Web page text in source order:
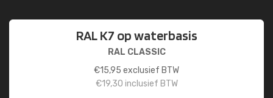
RAL K7 op waterbasis
RAL CLASSIC
€15,95 exclusief BTW
€19,30 inclusief BTW